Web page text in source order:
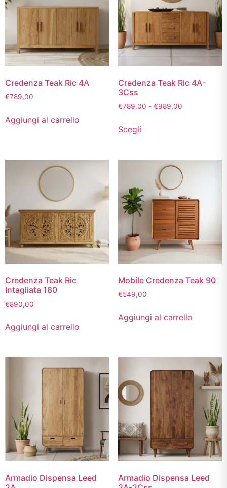
Credenza Teak Ric 4A
€789,00
Aggiungi al carrello
Credenza Teak Ric 4A-
3Css
€789,00 - €989,00
Scegli
Credenza Teak Ric
Intagliata 180
€890,00
Aggiungi al carrello
Mobile Credenza Teak 90
€549,00
Aggiungi al carrello
Armadio Dispensa Leed
Armadio Dispensa Leed